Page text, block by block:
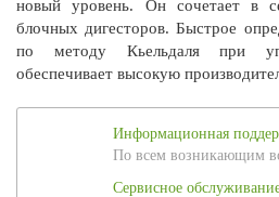
новый уровень. Он сочетает в
блочных дигесторов. Быстрое
по методу Кьельдаля при
обеспечивает высокую
Информационная
По всем возникающим
Сервисное